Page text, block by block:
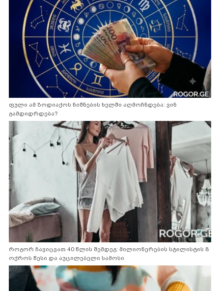
ფული ამ ზოდიაქოს ნიშნების ხელში აღმოჩნდება: ვინ
გამდიდრდება?
როგორ ჩავიცვათ 40 წლის შემდეგ: მილიონერების სტილისტის 8
ოქროს წესი და აუცილებელი სამოსი